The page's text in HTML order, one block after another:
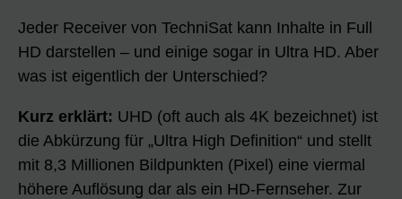
Jeder Receiver von TechniSat kann Inhalte in Full
HD darstellen – und einige sogar in Ultra HD. Aber
was ist eigentlich der Unterschied?
Kurz erklärt: UHD (oft auch als 4K bezeichnet) ist
die Abkürzung für „Ultra High Definition“ und stellt
mit 8,3 Millionen Bildpunkten (Pixel) eine viermal
höhere Auflösung dar als ein HD-Fernseher. Zur